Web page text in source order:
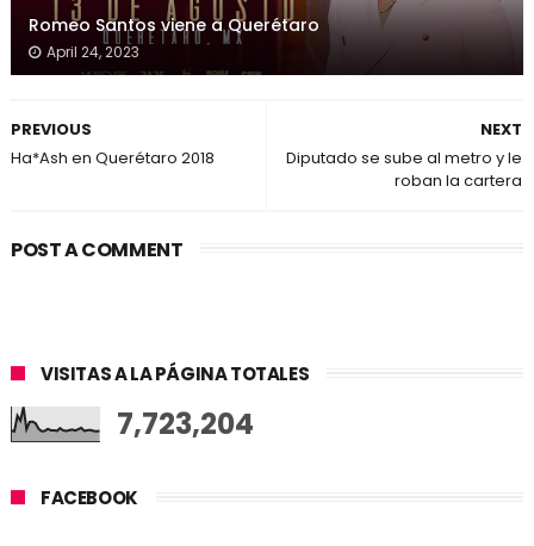
Romeo Santos viene a Querétaro
April 24, 2023
NEXT
Diputado se sube al metro y le
roban la cartera
PREVIOUS
Ha*Ash en Querétaro 2018
POST A COMMENT
VISITAS A LA PÁGINA TOTALES
7,723,204
FACEBOOK